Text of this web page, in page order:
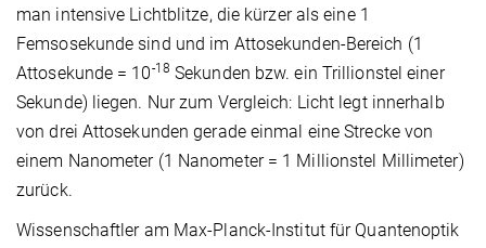
man intensive Lichtblitze, die kürzer als eine 1
Femsosekunde sind und im Attosekunden-Bereich (1
Attosekunde = 10-18 Sekunden bzw. ein Trillionstel einer
Sekunde) liegen. Nur zum Vergleich: Licht legt innerhalb
von drei Attosekunden gerade einmal eine Strecke von
einem Nanometer (1 Nanometer = 1 Millionstel Millimeter)
zurück.
Wissenschaftler am Max-Planck-Institut für Quantenoptik